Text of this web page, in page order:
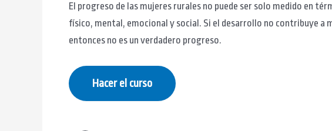
El progreso de las mujeres rurales no puede ser solo medido en
físico, mental, emocional y social. Si el desarrollo no contribuye a
entonces no es un verdadero progreso.
Hacer el curso